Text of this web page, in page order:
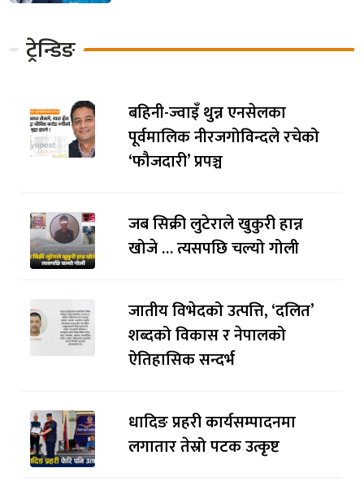
ट्रेन्डिङ
बहिनी-ज्वाइँ थुन्न एनसेलका
पूर्वमालिक नीरजगोविन्दले रचेको
‘फौजदारी’ प्रपञ्च
जब सिक्री लुटेराले खुकुरी हान्न
खोजे … त्यसपछि चल्यो गोली
जातीय विभेदको उत्पत्ति, ‘दलित’
शब्दको विकास र नेपालको
ऐतिहासिक सन्दर्भ
धादिङ प्रहरी कार्यसम्पादनमा
लगातार तेस्रो पटक उत्कृष्ट